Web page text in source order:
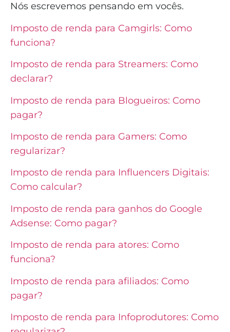
Nós escrevemos pensando em vocês.
Imposto de renda para Camgirls: Como
funciona?
Imposto de renda para Streamers: Como
declarar?
Imposto de renda para Blogueiros: Como
pagar?
Imposto de renda para Gamers: Como
regularizar?
Imposto de renda para Influencers Digitais:
Como calcular?
Imposto de renda para ganhos do Google
Adsense: Como pagar?
Imposto de renda para atores: Como
funciona?
Imposto de renda para afiliados: Como
pagar?
Imposto de renda para Infoprodutores: Como